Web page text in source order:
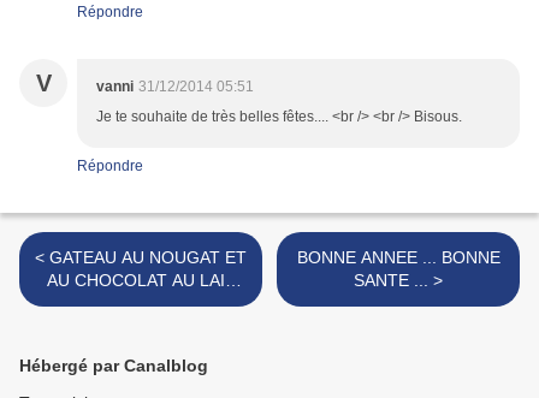
Répondre
V vanni 31/12/2014 05:51
Je te souhaite de très belles fêtes.... <br /> <br /> Bisous.
Répondre
< GATEAU AU NOUGAT ET
AU CHOCOLAT AU LAIT
AU CARAMEL
BONNE ANNEE ... BONNE
SANTE ... >
Hébergé par Canalblog